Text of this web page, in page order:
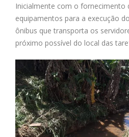
Inicialmente com o fornecimento
equipamentos para a execução
ônibus que transporta os
próximo possível do local das